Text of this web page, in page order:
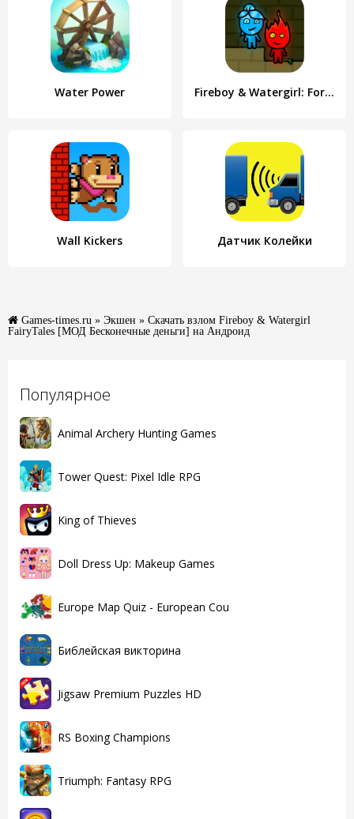
Популярное
Animal Archery Hunting Games
Tower Quest: Pixel Idle RPG
King of Thieves
Doll Dress Up: Makeup Games
Europe Map Quiz - European Cou
Библейская викторина
Jigsaw Premium Puzzles HD
RS Boxing Champions
Triumph: Fantasy RPG
Water Power Fireboy & Watergirl: Forest
Wall Kickers Датчик Колейки
Games-times.ru » Экшен » Скачать взлом Fireboy & Watergirl
FairyTales [МОД Бесконечные деньги] на Андроид